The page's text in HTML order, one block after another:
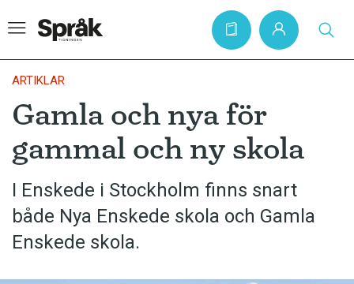
Hem
Artiklar
Krönikor
Språkfrågor
Skrivtips
ARTIKLAR
Gamla och nya för
gammal och ny skola
I Enskede i Stockholm finns snart
både Nya Enskede skola och Gamla
Enskede skola.